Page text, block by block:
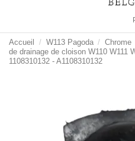
Accueil W113 Pagoda Chrome
de drainage de cloison W110 W111
1108310132 - A1108310132